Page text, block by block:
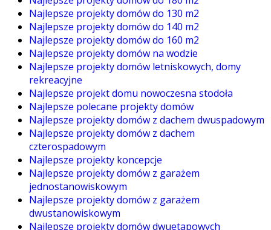
Najlepsze projekty domów do 130 m2
Najlepsze projekty domów do 140 m2
Najlepsze projekty domów do 160 m2
Najlepsze projekty domów na wodzie
Najlepsze projekty domów letniskowych, domy
rekreacyjne
Najlepsze projekt domu nowoczesna stodoła
Najlepsze polecane projekty domów
Najlepsze projekty domów z dachem dwuspadowym
Najlepsze projekty domów z dachem
czterospadowym
Najlepsze projekty koncepcje
Najlepsze projekty domów z garażem
jednostanowiskowym
Najlepsze projekty domów z garażem
dwustanowiskowym
Najlepsze projekty domów dwuetapowych